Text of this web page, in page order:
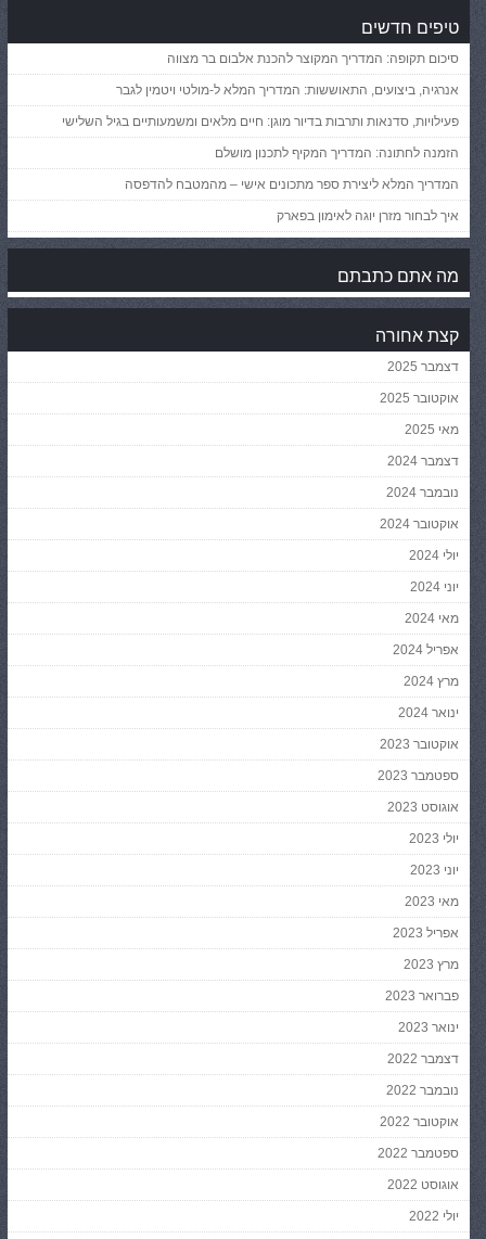
טיפים חדשים
סיכום תקופה: המדריך המקוצר להכנת אלבום בר מצווה
אנרגיה, ביצועים, התאוששות: המדריך המלא ל-מולטי ויטמין לגבר
פעילויות, סדנאות ותרבות בדיור מוגן: חיים מלאים ומשמעותיים בגיל השלישי
הזמנה לחתונה: המדריך המקיף לתכנון מושלם
המדריך המלא ליצירת ספר מתכונים אישי – מהמטבח להדפסה
איך לבחור מזרן יוגה לאימון בפארק
מה אתם כתבתם
קצת אחורה
דצמבר 2025
אוקטובר 2025
מאי 2025
דצמבר 2024
נובמבר 2024
אוקטובר 2024
יולי 2024
יוני 2024
מאי 2024
אפריל 2024
מרץ 2024
ינואר 2024
אוקטובר 2023
ספטמבר 2023
אוגוסט 2023
יולי 2023
יוני 2023
מאי 2023
אפריל 2023
מרץ 2023
פברואר 2023
ינואר 2023
דצמבר 2022
נובמבר 2022
אוקטובר 2022
ספטמבר 2022
אוגוסט 2022
יולי 2022